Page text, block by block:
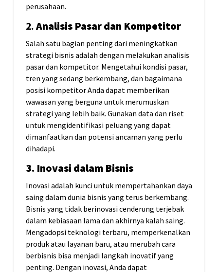
perusahaan.
2.Analisis Pasar dan Kompetitor
Salah satu bagian penting dari meningkatkan
strategi bisnis adalah dengan melakukan analisis
pasar dan kompetitor. Mengetahui kondisi pasar,
tren yang sedang berkembang, dan bagaimana
posisi kompetitor Anda dapat memberikan
wawasan yang berguna untuk merumuskan
strategi yang lebih baik. Gunakan data dan riset
untuk mengidentifikasi peluang yang dapat
dimanfaatkan dan potensi ancaman yang perlu
dihadapi.
3. Inovasi dalam Bisnis
Inovasi adalah kunci untuk mempertahankan daya
saing dalam dunia bisnis yang terus berkembang.
Bisnis yang tidak berinovasi cenderung terjebak
dalam kebiasaan lama dan akhirnya kalah saing.
Mengadopsi teknologi terbaru, memperkenalkan
produk atau layanan baru, atau merubah cara
berbisnis bisa menjadi langkah inovatif yang
penting. Dengan inovasi, Anda dapat